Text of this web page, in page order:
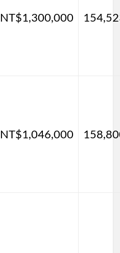
NT$1,300,000
NT$1,046,000